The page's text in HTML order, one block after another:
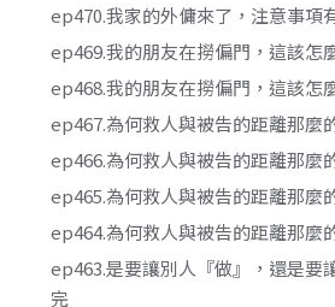
ep470.我家的外傭來了，注意事項
ep469.我的朋友在撈偏門，這該怎
ep468.我的朋友在撈偏門，這該怎
ep467.為何救人與被告的距離那麼
ep466.為何救人與被告的距離那麼
ep465.為何救人與被告的距離那麼
ep464.為何救人與被告的距離那麼
ep463.是要讓別人『做』，還是要
完